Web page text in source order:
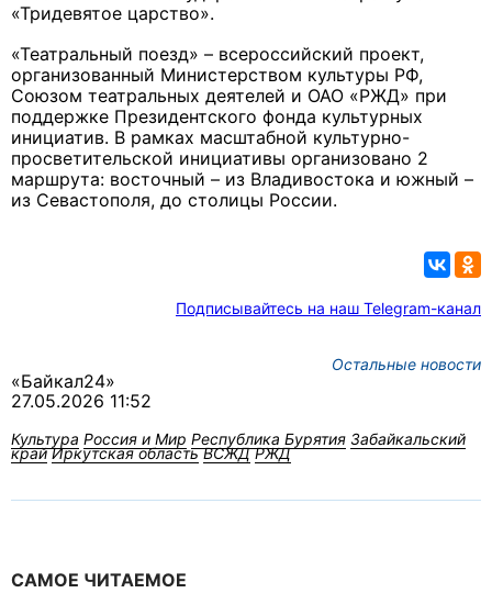
«Тридевятое царство».
«Театральный поезд» – всероссийский проект,
организованный Министерством культуры РФ,
Союзом театральных деятелей и ОАО «РЖД» при
поддержке Президентского фонда культурных
инициатив. В рамках масштабной культурно-
просветительской инициативы организовано 2
маршрута: восточный – из Владивостока и южный –
из Севастополя, до столицы России.
Подписывайтесь на наш Telegram-канал
Остальные новости
«Байкал24»
27.05.2026 11:52
Культура Россия и Мир Республика Бурятия Забайкальский
край Иркутская область ВСЖД РЖД
САМОЕ ЧИТАЕМОЕ